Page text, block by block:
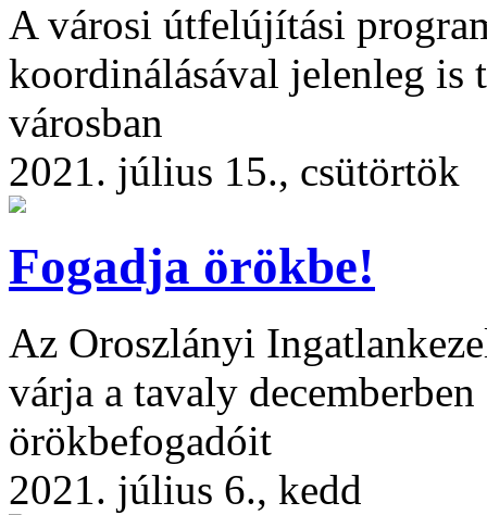
A városi útfelújítási
koordinálásával jelenleg is
városban
2021. július 15., csütörtök
Fogadja örökbe!
Az Oroszlányi
várja a tavaly
örökbefogadóit
2021. július 6., kedd